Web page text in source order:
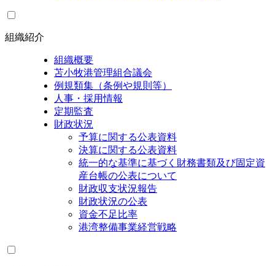
組織紹介
組織概要
苫小牧港管理組合議会
例規類集（条例や規則等）
人事・採用情報
定期監査
財政状況
予算に関する公表資料
決算に関する公表資料
統一的な基準に基づく財務書類及び固定資
産台帳の公表について
財政収支状況報告
財政状況の公表
資金不足比率
港湾整備事業経営戦略